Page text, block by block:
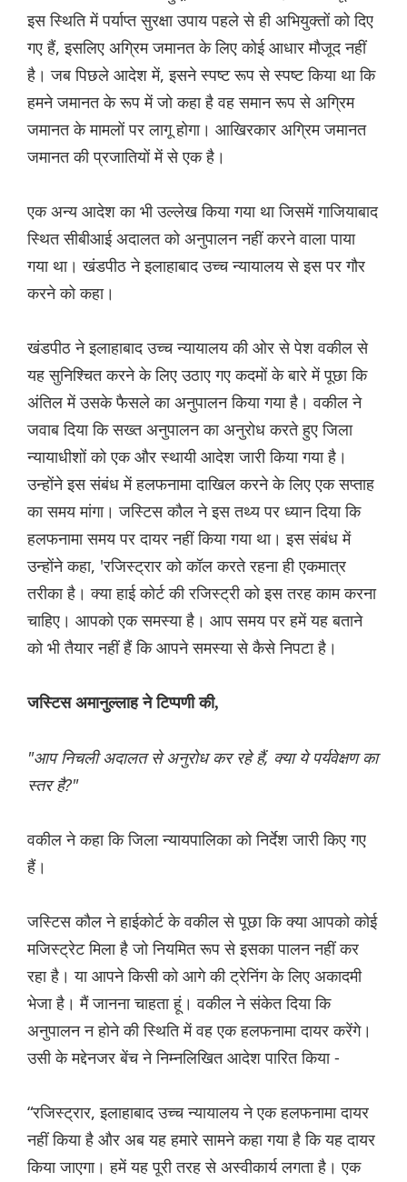
इस स्थिति में पर्याप्त सुरक्षा उपाय पहले से ही अभियुक्तों को दिए
गए हैं, इसलिए अग्रिम जमानत के लिए कोई आधार मौजूद नहीं
है। जब पिछले आदेश में, इसने स्पष्ट रूप से स्पष्ट किया था कि
हमने जमानत के रूप में जो कहा है वह समान रूप से अग्रिम
जमानत के मामलों पर लागू होगा। आखिरकार अग्रिम जमानत
जमानत की प्रजातियों में से एक है।
एक अन्य आदेश का भी उल्लेख किया गया था जिसमें गाजियाबाद
स्थित सीबीआई अदालत को अनुपालन नहीं करने वाला पाया
गया था। खंडपीठ ने इलाहाबाद उच्च न्यायालय से इस पर गौर
करने को कहा।
खंडपीठ ने इलाहाबाद उच्च न्यायालय की ओर से पेश वकील से
यह सुनिश्चित करने के लिए उठाए गए कदमों के बारे में पूछा कि
अंतिल में उसके फैसले का अनुपालन किया गया है। वकील ने
जवाब दिया कि सख्त अनुपालन का अनुरोध करते हुए जिला
न्यायाधीशों को एक और स्थायी आदेश जारी किया गया है।
उन्होंने इस संबंध में हलफनामा दाखिल करने के लिए एक सप्ताह
का समय मांगा। जस्टिस कौल ने इस तथ्य पर ध्यान दिया कि
हलफनामा समय पर दायर नहीं किया गया था। इस संबंध में
उन्होंने कहा, 'रजिस्ट्रार को कॉल करते रहना ही एकमात्र
तरीका है। क्या हाई कोर्ट की रजिस्ट्री को इस तरह काम करना
चाहिए। आपको एक समस्या है। आप समय पर हमें यह बताने
को भी तैयार नहीं हैं कि आपने समस्या से कैसे निपटा है।
जस्टिस अमानुल्लाह ने टिप्पणी की,
"आप निचली अदालत से अनुरोध कर रहे हैं, क्या ये पर्यवेक्षण का
स्तर है?"
वकील ने कहा कि जिला न्यायपालिका को निर्देश जारी किए गए
हैं।
जस्टिस कौल ने हाईकोर्ट के वकील से पूछा कि क्या आपको कोई
मजिस्ट्रेट मिला है जो नियमित रूप से इसका पालन नहीं कर
रहा है। या आपने किसी को आगे की ट्रेनिंग के लिए अकादमी
भेजा है। मैं जानना चाहता हूं। वकील ने संकेत दिया कि
अनुपालन न होने की स्थिति में वह एक हलफनामा दायर करेंगे।
उसी के मद्देनजर बेंच ने निम्नलिखित आदेश पारित किया -
“रजिस्ट्रार, इलाहाबाद उच्च न्यायालय ने एक हलफनामा दायर
नहीं किया है और अब यह हमारे सामने कहा गया है कि यह दायर
किया जाएगा। हमें यह पूरी तरह से अस्वीकार्य लगता है। एक